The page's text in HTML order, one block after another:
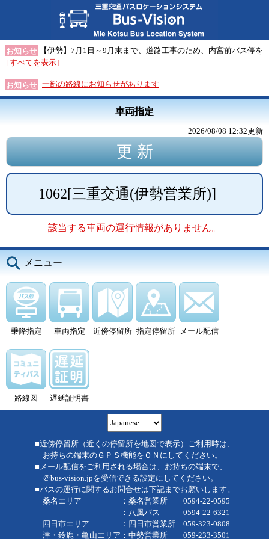
お知らせ
【伊勢】7月1日～9月末まで、道路工事のため、内宮前バス停を
[すべてを表示]
お知らせ 一部の路線にお知らせがあります
車両指定
2026/08/08 12:32更新
1062[三重交通(伊勢営業所)]
該当する車両の運行情報がありません。
メニュー
乗降指定 車両指定 近傍停留所 指定停留所 メール配信
路線図 遅延証明書
■近傍停留所（近くの停留所を地図で表示）ご利用時は、
お持ちの端末のＧＰＳ機能をＯＮにしてください。
■メール配信をご利用される場合は、お持ちの端末で、
＠bus-vision.jpを受信できる設定にしてください。
■バスの運行に関するお問合せは下記までお願いします。
桑名エリア ：桑名営業所 0594-22-0595
：八風バス 0594-22-6321
四日市エリア ：四日市営業所 059-323-0808
津・鈴鹿・亀山エリア：中勢営業所 059-233-3501